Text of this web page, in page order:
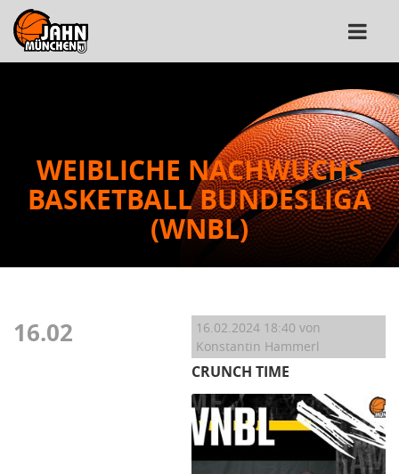
WEIBLICHE NACHWUCHS
BASKETBALL BUNDESLIGA
(WNBL)
16.02 16.02.2024 18:40 von
Konstantin Hammerl
CRUNCH TIME